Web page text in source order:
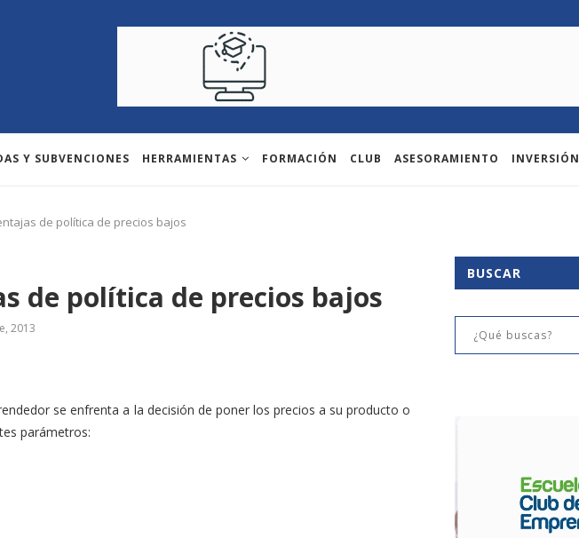
Y SUBVENCIONES HERRAMIENTAS FORMACIÓN CLUB ASESORAMIENTO INVERSIÓN
de política de precios bajos
de política de precios bajos
2013
se enfrenta a la decisión de poner los precios a su producto o
parámetros:
BUSCAR